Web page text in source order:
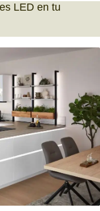
LED en tu